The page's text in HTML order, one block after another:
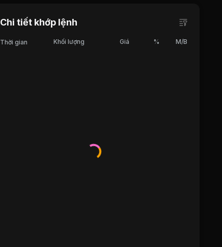
Chi tiết khớp lệnh
Thời gian Khối lượng Giá % M/B